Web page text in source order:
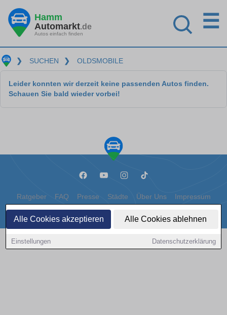
Alle Cookies akzeptieren Alle Cookies ablehnen
Einstellungen Datenschutzerklärung
Hamm
Automarkt.de
Autos einfach finden
☰
❯ SUCHEN ❯ OLDSMOBILE
Leider konnten wir derzeit keine passenden Autos finden.
Schauen Sie bald wieder vorbei!
Ratgeber FAQ Presse Städte Über Uns Impressum
Datenschutz Cookies
Copyright © 2000 - 2026 | 1A Infosysteme GmbH | Content by: 1a-sites-autos